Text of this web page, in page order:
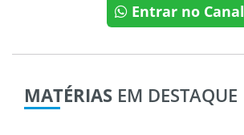
Entrar no Canal
MATÉRIAS EM DESTAQUE